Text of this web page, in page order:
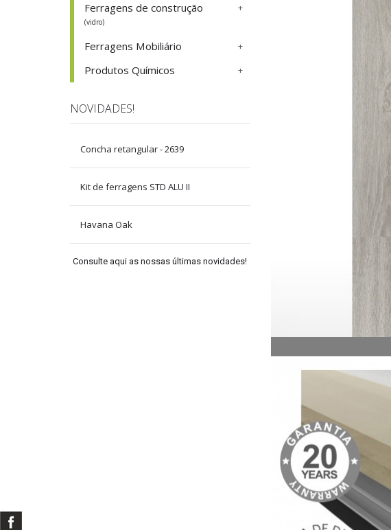
Ferragens de construção
(vidro)
Ferragens Mobiliário
Produtos Químicos
NOVIDADES!
Concha retangular - 2639
Kit de ferragens STD ALU II
Havana Oak
Consulte aqui as nossas últimas novidades!